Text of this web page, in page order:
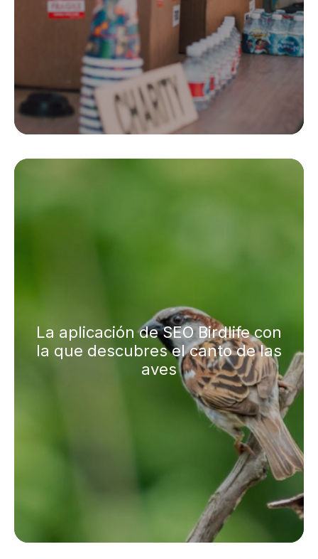
La aplicación de SEO Birdlife con
la que descubres el canto de las
aves